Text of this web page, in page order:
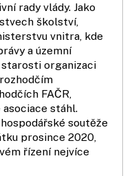
rady vlády. Jako
školství,
vnitra, kde
a územní
starosti organizaci
FAČR,
stáhl.
soutěže
prosince 2020,
řízení nejvíce